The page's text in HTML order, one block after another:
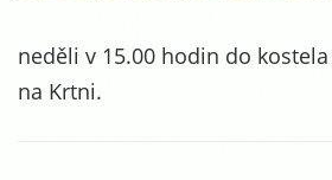
neděli v 15.00 hodin do kostela
na Krtni.